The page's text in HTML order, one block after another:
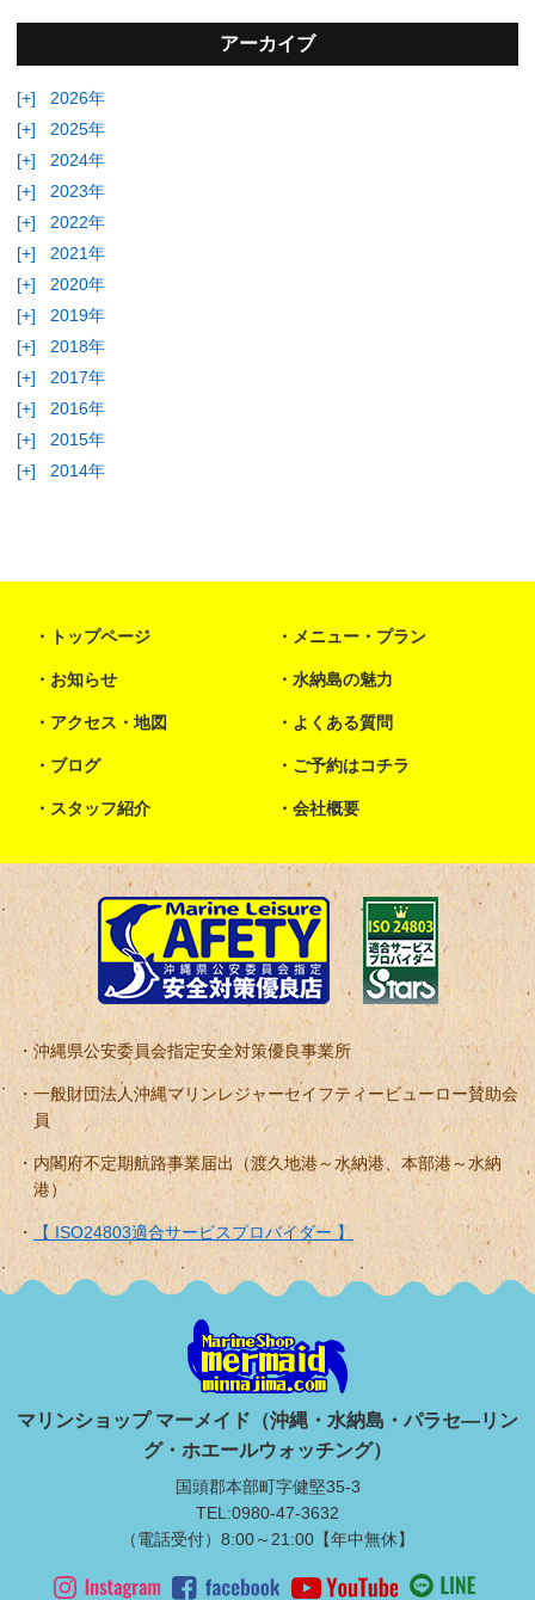
アーカイブ
[+]
2026年
[+]
2025年
[+]
2024年
[+]
2023年
[+]
2022年
[+]
2021年
[+]
2020年
[+]
2019年
[+]
2018年
[+]
2017年
[+]
2016年
[+]
2015年
[+]
2014年
トップページ メニュー・プラン
お知らせ 水納島の魅力
アクセス・地図 よくある質問
ブログ ご予約はコチラ
スタッフ紹介 会社概要
沖縄県公安委員会指定安全対策優良事業所
一般財団法人沖縄マリンレジャーセイフティービューロー賛助会
員
内閣府不定期航路事業届出（渡久地港～水納港、本部港～水納
港）
【 ISO24803適合サービスプロバイダー 】
マリンショップ マーメイド（沖縄・水納島・パラセ―リン
グ・ホエールウォッチング）
国頭郡本部町字健堅35-3
TEL:0980-47-3632
（電話受付）8:00～21:00【年中無休】